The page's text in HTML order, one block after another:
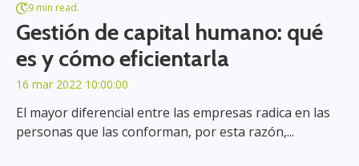
9 min read.
Gestión de capital humano: qué
es y cómo eficientarla
16 mar 2022 10:00:00
El mayor diferencial entre las empresas radica en las
personas que las conforman, por esta razón,...